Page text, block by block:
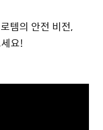
템의 안전 비전,
요!